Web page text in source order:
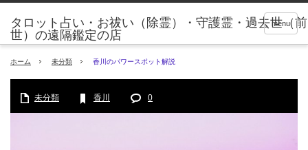
menu
タロット占い・お祓い（除霊）・守護霊・過去世（前
世）の遠隔鑑定の店
ホーム 未分類 香川のパワースポット解説
未分類 香川 0